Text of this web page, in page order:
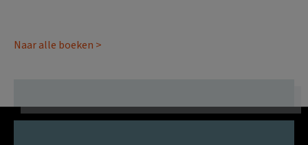
Naar alle boeken >